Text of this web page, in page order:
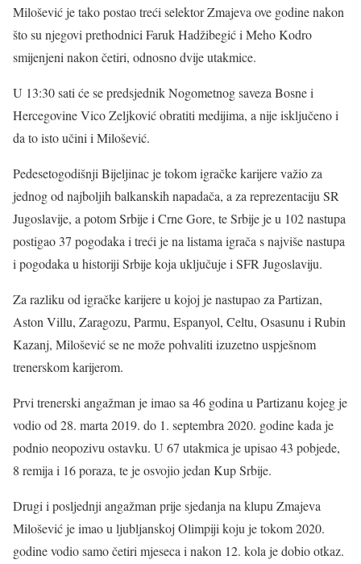
Milošević je tako postao treći selektor Zmajeva ove godine nakon
što su njegovi prethodnici Faruk Hadžibegić i Meho Kodro
smijenjeni nakon četiri, odnosno dvije utakmice.
U 13:30 sati će se predsjednik Nogometnog saveza Bosne i
Hercegovine Vico Zeljković obratiti medijima, a nije isključeno i
da to isto učini i Milošević.
Pedesetogodišnji Bijeljinac je tokom igračke karijere važio za
jednog od najboljih balkanskih napadača, a za reprezentaciju SR
Jugoslavije, a potom Srbije i Crne Gore, te Srbije je u 102 nastupa
postigao 37 pogodaka i treći je na listama igrača s najviše nastupa
i pogodaka u historiji Srbije koja uključuje i SFR Jugoslaviju.
Za razliku od igračke karijere u kojoj je nastupao za Partizan,
Aston Villu, Zaragozu, Parmu, Espanyol, Celtu, Osasunu i Rubin
Kazanj, Milošević se ne može pohvaliti izuzetno uspješnom
trenerskom karijerom.
Prvi trenerski angažman je imao sa 46 godina u Partizanu kojeg je
vodio od 28. marta 2019. do 1. septembra 2020. godine kada je
podnio neopozivu ostavku. U 67 utakmica je upisao 43 pobjede,
8 remija i 16 poraza, te je osvojio jedan Kup Srbije.
Drugi i posljednji angažman prije sjedanja na klupu Zmajeva
Milošević je imao u ljubljanskoj Olimpiji koju je tokom 2020.
godine vodio samo četiri mjeseca i nakon 12. kola je dobio otkaz.